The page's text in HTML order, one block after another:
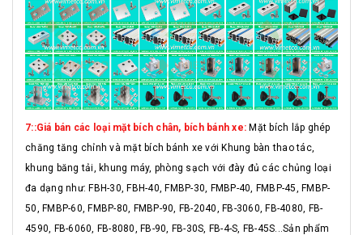
7::Giá bán các loại mặt bích chân, bích bánh xe:Mặt bích lắp ghép
chăng tăng chỉnh và mặt bích bánh xe với Khung bàn thao tác,
khung băng tải, khung máy, phòng sạch với đày đủ các chủng loại
đa dạng như: FBH-30, FBH-40, FMBP-30, FMBP-40, FMBP-45, FMBP-
50, FMBP-60, FMBP-80, FMBP-90, FB-2040, FB-3060, FB-4080, FB-
4590, FB-6060, FB-8080, FB-90, FB-30S, FB-4-S, FB-45S...Sản phẩm